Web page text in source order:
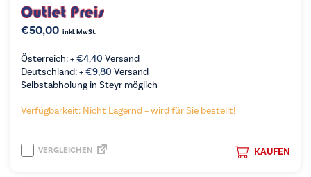
€50,00 inkl. MwSt.
Österreich: +€4,40 Versand
Deutschland: +€9,80 Versand
Selbstabholung in Steyr möglich
Verfügbarkeit: Nicht Lagernd – wird für Sie bestellt!
KAUFEN
VERGLEICHEN